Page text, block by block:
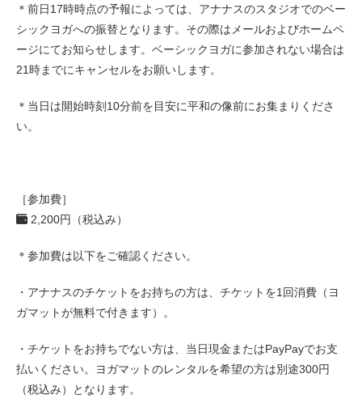
＊前日17時時点の予報によっては、アナナスのスタジオでのベー
シックヨガへの振替となります。その際はメールおよびホームペ
ージにてお知らせします。ベーシックヨガに参加されない場合は
21時までにキャンセルをお願いします。
＊当日は開始時刻10分前を目安に平和の像前にお集まりくださ
い。
［参加費］
2,200円（税込み）
＊参加費は以下をご確認ください。
・アナナスのチケットをお持ちの方は、チケットを1回消費（ヨ
ガマットが無料で付きます）。
・チケットをお持ちでない方は、当日現金またはPayPayでお支
払いください。ヨガマットのレンタルを希望の方は別途300円
（税込み）となります。